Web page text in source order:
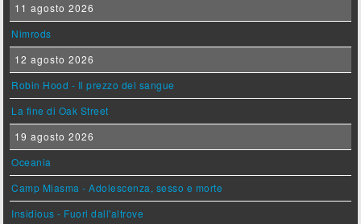
11 agosto 2026
Nimrods
12 agosto 2026
Robin Hood - Il prezzo del sangue
La fine di Oak Street
19 agosto 2026
Oceania
Camp Miasma - Adolescenza, sesso e morte
Insidious - Fuori dall'altrove